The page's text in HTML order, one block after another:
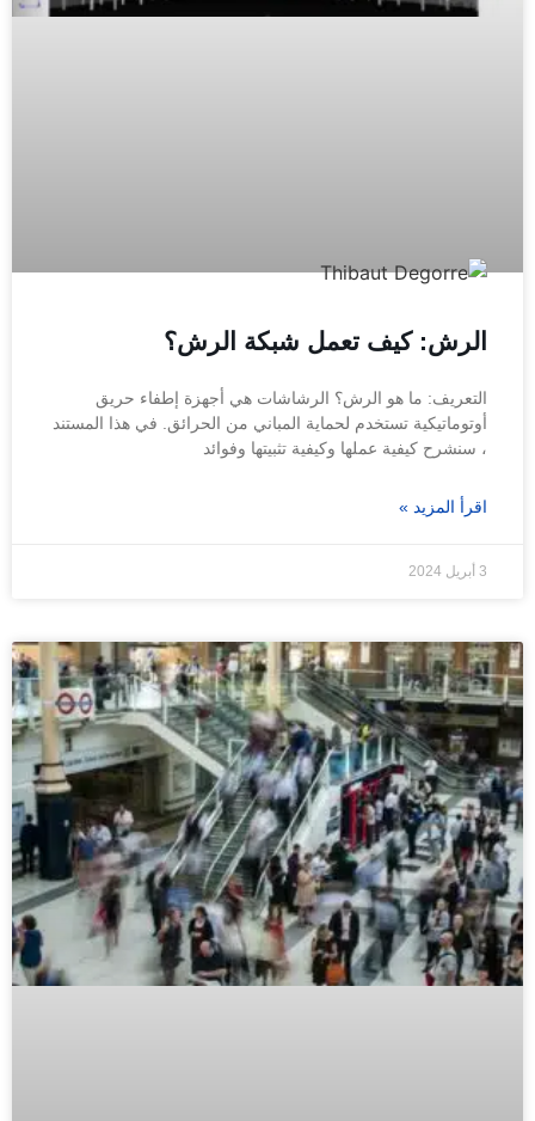
الرش: كيف تعمل شبكة الرش؟
التعريف: ما هو الرش؟ الرشاشات هي أجهزة إطفاء حريق
أوتوماتيكية تستخدم لحماية المباني من الحرائق. في هذا المستند
، سنشرح كيفية عملها وكيفية تثبيتها وفوائد
اقرأ المزيد »
3 أبريل 2024